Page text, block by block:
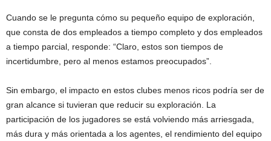
Cuando se le pregunta cómo su pequeño equipo de exploración,
que consta de dos empleados a tiempo completo y dos empleados
a tiempo parcial, responde: “Claro, estos son tiempos de
incertidumbre, pero al menos estamos preocupados”.
Sin embargo, el impacto en estos clubes menos ricos podría ser de
gran alcance si tuvieran que reducir su exploración. La
participación de los jugadores se está volviendo más arriesgada,
más dura y más orientada a los agentes, el rendimiento del equipo